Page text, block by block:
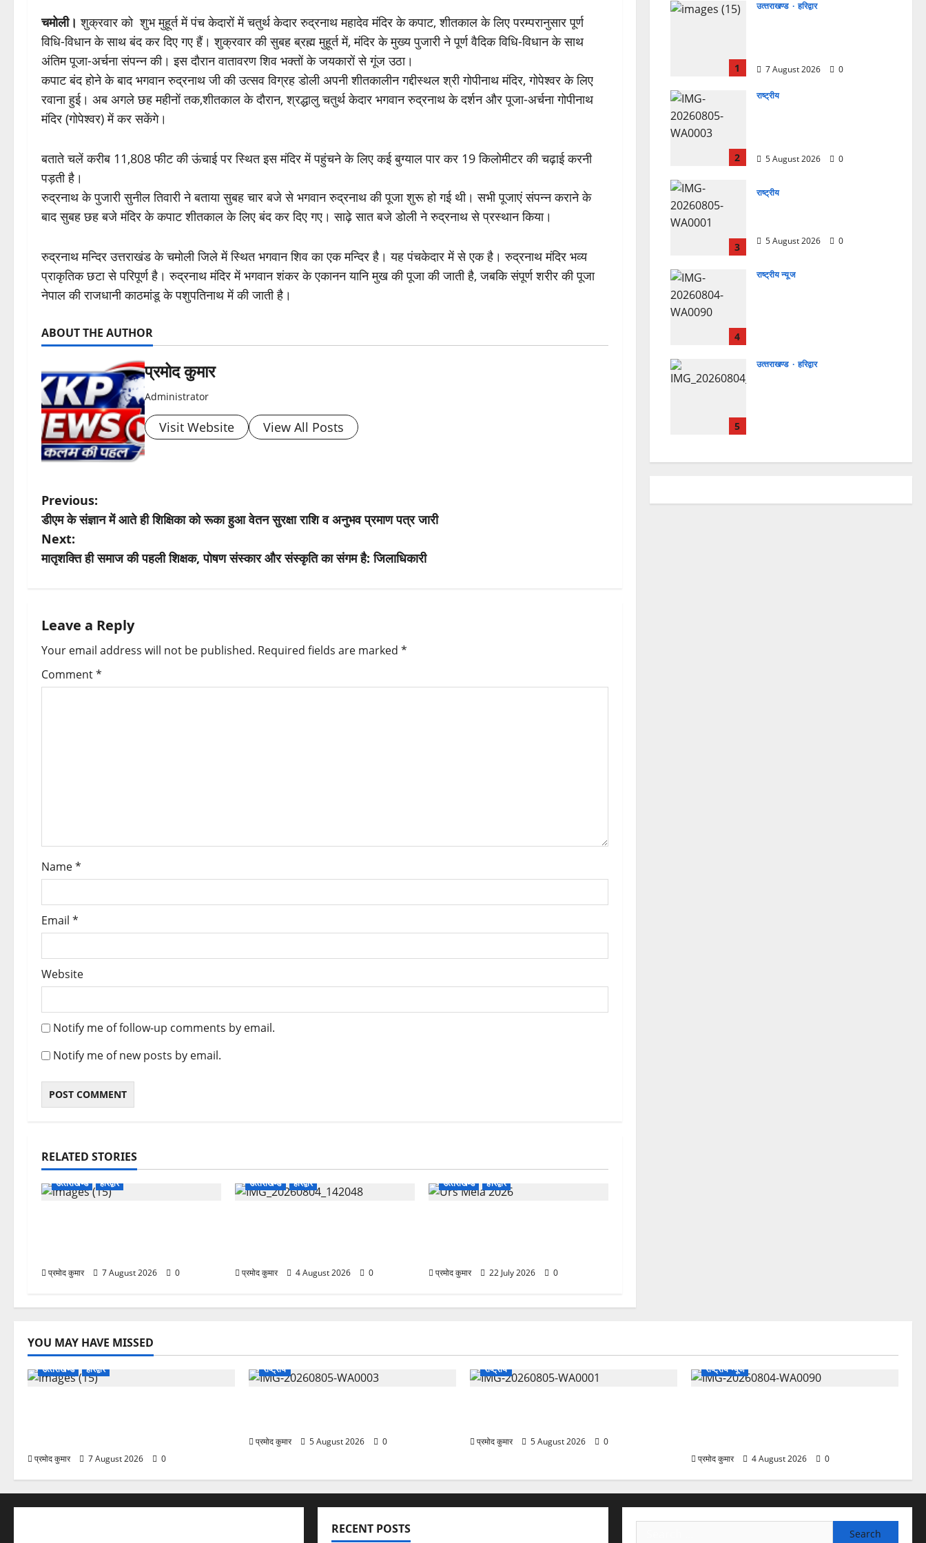
चमोली। शुक्रवार को शुभ मुहूर्त में पंच केदारों में चतुर्थ केदार रुद्रनाथ महादेव मंदिर के कपाट, शीतकाल के लिए परम्परानुसार पूर्ण
विधि-विधान के साथ बंद कर दिए गए हैं। शुक्रवार की सुबह ब्रह्म मुहूर्त में, मंदिर के मुख्य पुजारी ने पूर्ण वैदिक विधि-विधान के साथ
अंतिम पूजा-अर्चना संपन्न की। इस दौरान वातावरण शिव भक्तों के जयकारों से गूंज उठा।
कपाट बंद होने के बाद भगवान रुद्रनाथ जी की उत्सव विग्रह डोली अपनी शीतकालीन गद्दीस्थल श्री गोपीनाथ मंदिर, गोपेश्वर के लिए
रवाना हुई। अब अगले छह महीनों तक,शीतकाल के दौरान, श्रद्धालु चतुर्थ केदार भगवान रुद्रनाथ के दर्शन और पूजा-अर्चना गोपीनाथ
मंदिर (गोपेश्वर) में कर सकेंगे।
बताते चलें करीब 11,808 फीट की ऊंचाई पर स्थित इस मंदिर में पहुंचने के लिए कई बुग्याल पार कर 19 किलोमीटर की चढ़ाई करनी
पड़ती है।
रुद्रनाथ के पुजारी सुनील तिवारी ने बताया सुबह चार बजे से भगवान रुद्रनाथ की पूजा शुरू हो गई थी। सभी पूजाएं संपन्न कराने के
बाद सुबह छह बजे मंदिर के कपाट शीतकाल के लिए बंद कर दिए गए। साढ़े सात बजे डोली ने रुद्रनाथ से प्रस्थान किया।
रुद्रनाथ मन्दिर उत्तराखंड के चमोली जिले में स्थित भगवान शिव का एक मन्दिर है। यह पंचकेदार में से एक है। रुद्रनाथ मंदिर भव्य
प्राकृतिक छटा से परिपूर्ण है। रुद्रनाथ मंदिर में भगवान शंकर के एकानन यानि मुख की पूजा की जाती है, जबकि संपूर्ण शरीर की पूजा
नेपाल की राजधानी काठमांडू के पशुपतिनाथ में की जाती है।
ABOUT THE AUTHOR
प्रमोद कुमार
Administrator
Visit Website View All Posts
P
o
s
n
a
v
o
n
Previous:
डीएम के संज्ञान में आते ही शिक्षिका को रूका हुआ वेतन सुरक्षा राशि व अनुभव प्रमाण पत्र जारी
Next:
मातृशक्ति ही समाज की पहली शिक्षक, पोषण संस्कार और संस्कृति का संगम है: जिलाधिकारी
Leave a Reply
Your email address will not be published. Required fields are marked *
Comment*
Name*
Email *
Website
Notify me of follow-up comments by email.
Notify me of new posts by email.
RELATED STORIES
उत्‍तराखण्‍ड हरिद्वार
प्रमोद कुमार 7 August 2026 0
उत्‍तराखण्‍ड हरिद्वार
प्रमोद कुमार 4 August 2026 0
उत्‍तराखण्‍ड हरिद्वार
प्रमोद कुमार 22 July 2026 0
1
उत्‍तराखण्‍ड हरिद्वार
7 August 2026 0
2
राष्ट्रीय
5 August 2026 0
3
राष्ट्रीय
5 August 2026 0
4
राष्ट्रीय न्यूज
5
उत्‍तराखण्‍ड हरिद्वार
YOU MAY HAVE MISSED
उत्‍तराखण्‍ड हरिद्वार
प्रमोद कुमार 7 August 2026 0
राष्ट्रीय
प्रमोद कुमार 5 August 2026 0
राष्ट्रीय
प्रमोद कुमार 5 August 2026 0
राष्ट्रीय न्यूज
प्रमोद कुमार 4 August 2026 0
RECENT POSTS